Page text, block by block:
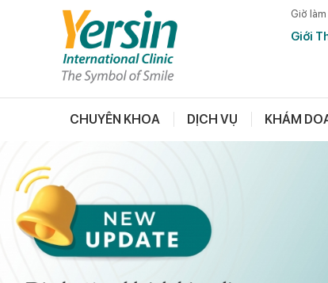
Giờ
Giới
CHUYÊN KHOA DỊCH VỤ KHÁM